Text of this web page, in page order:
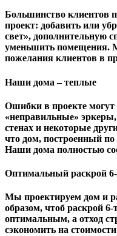
Большинство клиентов
проект: добавить или
свет», дополнительную
уменьшить помещения.
пожелания клиентов в
Наши дома – теплые
Ошибки в проекте могут
«неправильные»
стенах и некоторые
чтo дом, построенный
Наши дома полностью
Оптимальный раскрой 6-
Мы проектируем дом и
образом, чтоб раскрой
оптимальным, а отход
сэкономить на